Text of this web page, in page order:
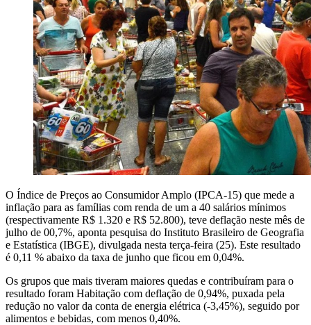
O Índice de Preços ao Consumidor Amplo (IPCA-15) que mede a
inflação para as famílias com renda de um a 40 salários mínimos
(respectivamente R$ 1.320 e R$ 52.800), teve deflação neste mês de
julho de 00,7%, aponta pesquisa do Instituto Brasileiro de Geografia
e Estatística (IBGE), divulgada nesta terça-feira (25). Este resultado
é 0,11 % abaixo da taxa de junho que ficou em 0,04%.
Os grupos que mais tiveram maiores quedas e contribuíram para o
resultado foram Habitação com deflação de 0,94%, puxada pela
redução no valor da conta de energia elétrica (-3,45%), seguido por
alimentos e bebidas, com menos 0,40%.